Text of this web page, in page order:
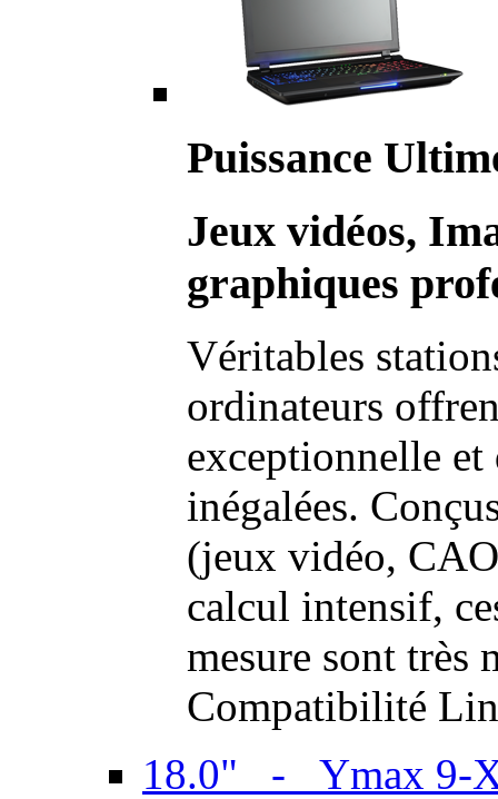
Puissance
Jeux vidéos,
graphiques
Véritables
ordinateurs
exceptionnelle et
inégalées.
(jeux vidéo,
calcul intensif,
mesure sont très
Compatibilité
18.0" - Ymax 9-